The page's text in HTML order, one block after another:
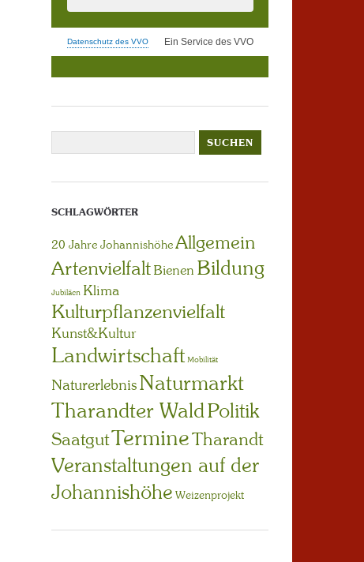
SCHLAGWÖRTER
20 Jahre JohannishöheAllgemein
Artenvielfalt Bienen Bildung
Jubiläen Klima
Kulturpflanzenvielfalt
Kunst&Kultur
Landwirtschaft Mobilität
NaturerlebnisNaturmarkt
Tharandter WaldPolitik
SaatgutTermineTharandt
Veranstaltungen auf der
Johannishöhe Weizenprojekt